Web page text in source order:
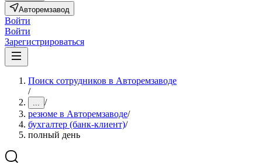
Авторемзавод
Войти
Войти
Зарегистрироваться
Поиск сотрудников в Авторемзаводе
/
... /
резюме в Авторемзаводе/
бухгалтер (банк-клиент)/
полный день